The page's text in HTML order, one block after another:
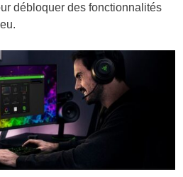
débloquer des fonctionnalités